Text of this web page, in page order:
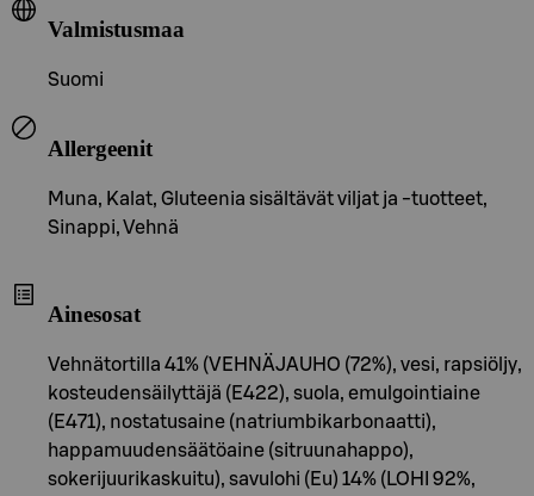
Valmistusmaa
Suomi
Allergeenit
Muna, Kalat, Gluteenia sisältävät viljat ja -tuotteet,
Sinappi, Vehnä
Ainesosat
Vehnätortilla 41% (VEHNÄJAUHO (72%), vesi, rapsiöljy,
kosteudensäilyttäjä (E422), suola, emulgointiaine
(E471), nostatusaine (natriumbikarbonaatti),
happamuudensäätöaine (sitruunahappo),
sokerijuurikaskuitu), savulohi (Eu) 14% (LOHI 92%,